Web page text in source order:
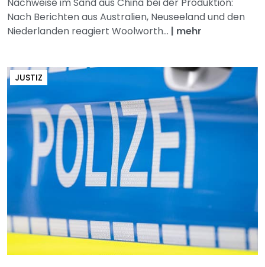
Nach Berichten aus Australien, Neuseeland und den
Niederlanden reagiert Woolworth... | mehr
JUSTIZ